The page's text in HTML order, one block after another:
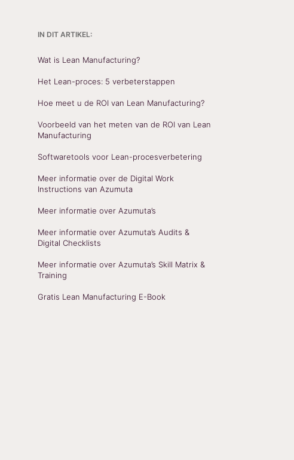
IN DIT ARTIKEL:
Wat is Lean Manufacturing?
Het Lean-proces: 5 verbeterstappen
Hoe meet u de ROI van Lean Manufacturing?
Voorbeeld van het meten van de ROI van Lean
Manufacturing
Softwaretools voor Lean-procesverbetering
Meer informatie over de Digital Work
Instructions van Azumuta
Meer informatie over Azumuta’s
Meer informatie over Azumuta’s Audits &
Digital Checklists
Meer informatie over Azumuta’s Skill Matrix &
Training
Gratis Lean Manufacturing E-Book